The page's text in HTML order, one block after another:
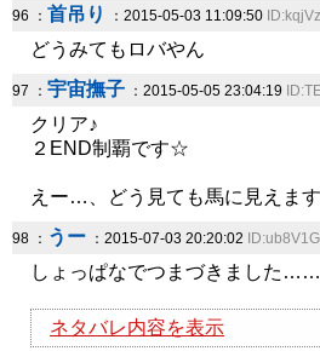
96 ： 首吊り ：2015-05-03 11:09:50
どうみてもロバやん
97 ： 宇宙撫子 ：2015-05-05 23:04:19
クリア♪
２END制覇です☆
えー…、どう見ても馬に見えま
98 ： うー ：2015-07-03 20:20:02
しょっぱなでつまづきました……
ネタバレ内容を表示